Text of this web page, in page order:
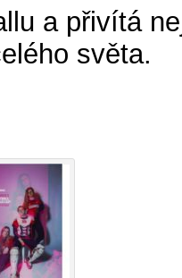
a přivítá
světa.